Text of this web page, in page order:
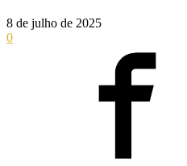
8 de julho de 2025
0